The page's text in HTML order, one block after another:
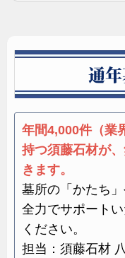
最新技術を用いた
は造形の陰影を印
を際立たせます。
デザイ
通
年間4,000件（業
持つ須藤石材が
きます。
墓所の「かたち
全力でサポート
ください。
担当：須藤石材